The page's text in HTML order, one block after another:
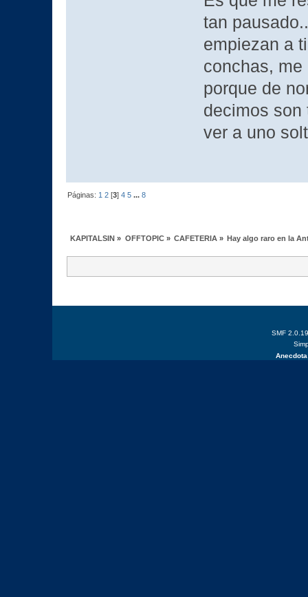
tan
empiezan a
conchas,
porque de
decimos son
ver a uno
Páginas: 1 2 [3]4 5 ...8
KAPITALSIN » OFFTOPIC» CAFETERIA» Hay algo raro en la
SMF 2.0.19
Anecdota